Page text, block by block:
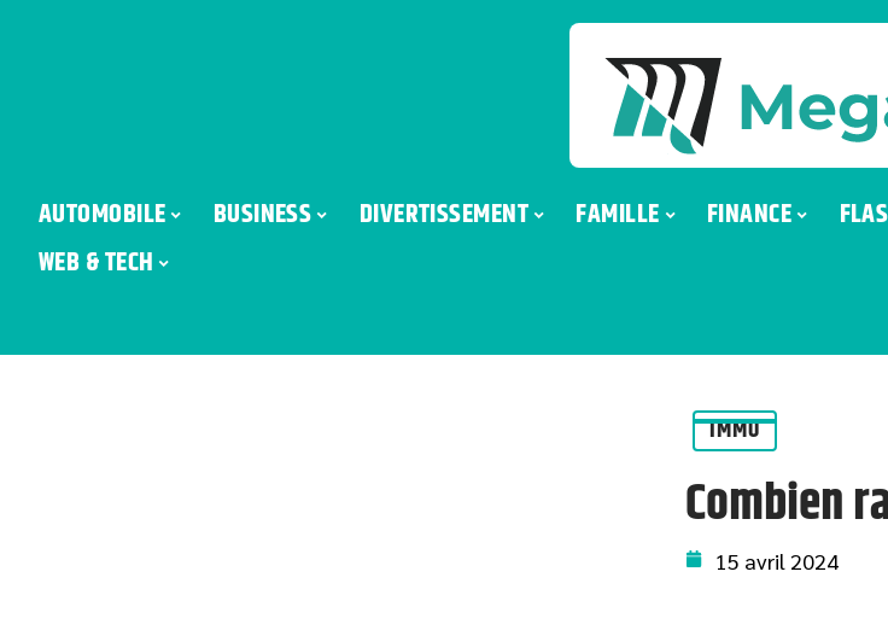
AUTOMOBILE BUSINESS DIVERTISSEMENT FAMILLE FINANCE
WEB & TECH
IMMO
Combien
15 avril 2024